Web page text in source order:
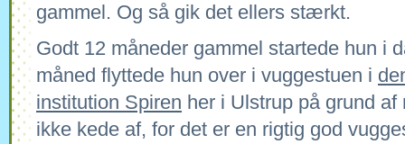
gammel. Og så gik det ellers stærkt.
Godt 12 måneder gammel startede hun i
måned flyttede hun over i vuggestuen i
institution Spiren her i Ulstrup på grund
ikke kede af, for det er en rigtig god